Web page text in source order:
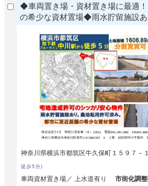
◆車両置き場・資材置き場に最適
の希少な資材置場◆雨水貯留施設あ
神奈川県横浜市都筑区牛久保町１５９７－
徒歩5分)
車両資材置き場／ 上水道有り市街化調